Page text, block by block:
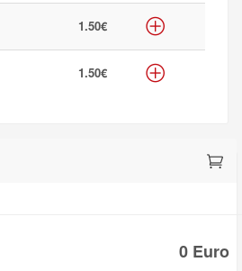
1.50€
1.50€
0 Euro